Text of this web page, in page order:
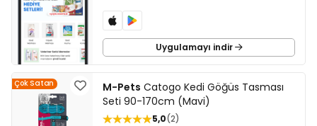
Uygulamayı indir
Çok Satan M-Pets Catogo Kedi Göğüs Tasması
Seti 90-170cm (Mavi)
5,0 2